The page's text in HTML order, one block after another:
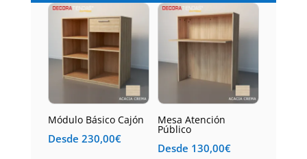
Módulo Básico Cajón
Desde 230,00€
Mesa Atención
Público
Desde 130,00€